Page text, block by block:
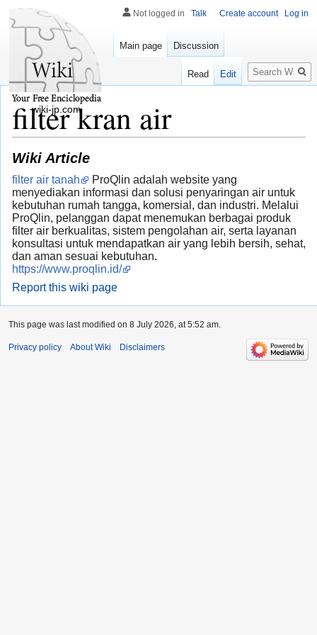
filter kran air
Wiki Article
filter air tanah
ProQlin adalah website yang
menyediakan informasi dan solusi penyaringan air untuk
kebutuhan rumah tangga, komersial, dan industri. Melalui
ProQlin, pelanggan dapat menemukan berbagai produk
filter air berkualitas, sistem pengolahan air, serta layanan
konsultasi untuk mendapatkan air yang lebih bersih, sehat,
dan aman sesuai kebutuhan.
https://www.proqlin.id/
Report this wiki page
Not logged in Talk Create account Log in
Main page Discussion
Read Edit
Search
wiki-jp.com
This page was last modified on 8 July 2026, at 5:52 am.
Privacy policy About Wiki Disclaimers